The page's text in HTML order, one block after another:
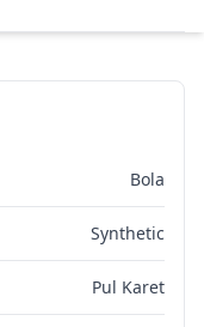
Bola
Synthetic
Pul Karet